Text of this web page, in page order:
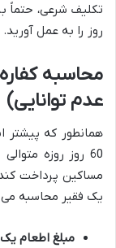
تکلیف شرعی، حتماً
روز را به عمل آورید.
محاسبه
عدم توانایی)
همانطور که پیشتر
60 روز روزه
مساکین پرداخت
یک فقیر محاسبه
مبلغ اطعام یک